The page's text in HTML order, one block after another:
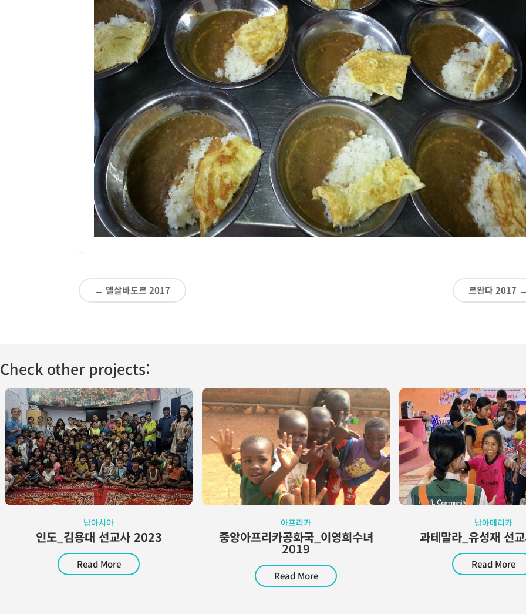
← 엘살바도르 2017 르완다 2017
Check other projects:
남아시아
인도_김용대 선교사 2023
Read More
아프리카
중앙아프리카공화국_이영희수녀
2019
Read More
남아메리카
과테말라_유성재 선
Read More